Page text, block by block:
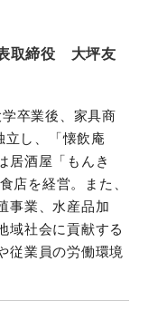
取締役 大坪友
卒業後、家具商
し、「懐飲庵
居酒屋「もんき
店を経営。また、
事業、水産品加
域社会に貢献する
従業員の労働環境